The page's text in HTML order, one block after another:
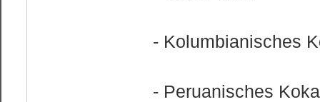
- Kolumbianisches
- Peruanisches